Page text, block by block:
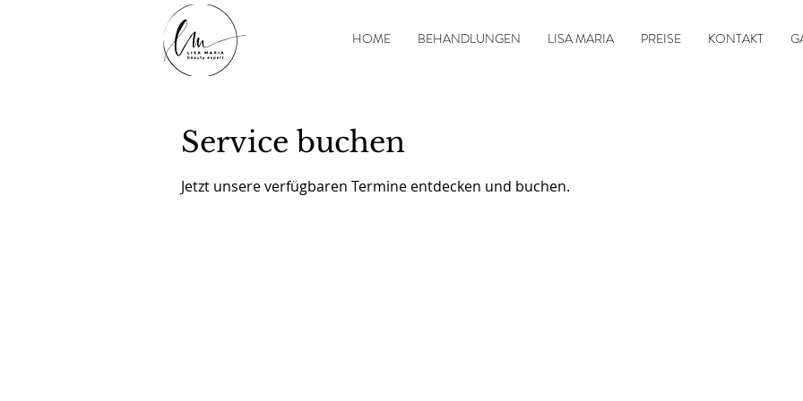
HOME BEHANDLUNGEN LISA MARIA PREISE KONTAKT
Service buchen
Jetzt unsere verfügbaren Termine entdecken und buchen.